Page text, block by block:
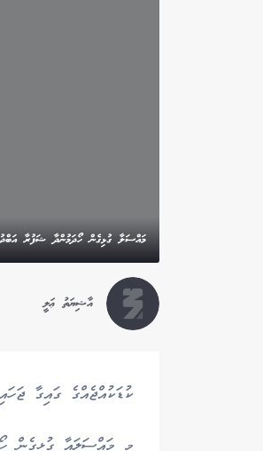
މައްސަލާ ގުޅިގެން ހޯދަމުންދާ ޝަފުރާ
އާޝިޔަތު ޢަލީ
ކުޑަކުއްޖެއްގެ ގައިގާ